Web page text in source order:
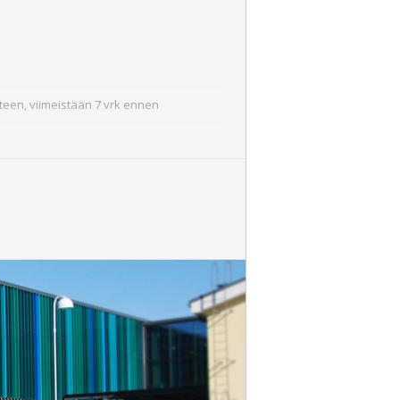
viimeistään 7 vrk ennen
tai siltasuunnittelijana
alkua.
rautatieympäristössä
valvojana.